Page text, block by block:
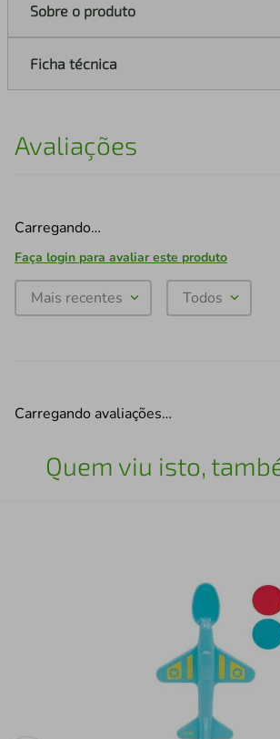
Sobre o produto
Ficha técnica
Avaliações
Carregando…
Faça login para avaliar este produto
Mais recentes Todos
Carregando avaliações…
Quem viu isto,